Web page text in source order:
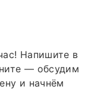
Напишите в
— обсудим
и начнём